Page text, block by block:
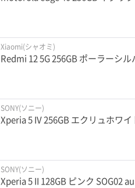
Xiaomi(シャオミ)
Redmi 12 5G 256GB ポーラーシ
SONY(ソニー)
Xperia 5 IV 256GB エクリュホワ
SONY(ソニー)
Xperia 5 II 128GB ピンク SOG02